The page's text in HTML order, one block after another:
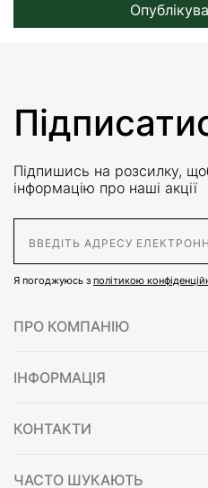
Підпишись на розсилку,
інформацію про наші акції
Я погоджуюсь з політикою
ПРО КОМПАНІЮ
ІНФОРМАЦІЯ
КОНТАКТИ
ЧАСТО ШУКАЮТЬ